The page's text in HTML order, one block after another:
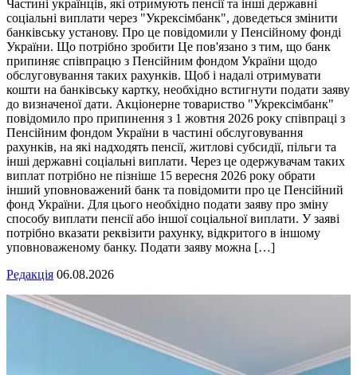
Частині українців, які отримують пенсії та інші державні
соціальні виплати через "Укрексімбанк", доведеться змінити
банківську установу. Про це повідомили у Пенсійному фонді
України. Що потрібно зробити Це пов'язано з тим, що банк
припиняє співпрацю з Пенсійним фондом України щодо
обслуговування таких рахунків. Щоб і надалі отримувати
кошти на банківську картку, необхідно встигнути подати заяву
до визначеної дати. Акціонерне товариство "Укрексімбанк"
повідомило про припинення з 1 жовтня 2026 року співпраці з
Пенсійним фондом України в частині обслуговування
рахунків, на які надходять пенсії, житлові субсидії, пільги та
інші державні соціальні виплати. Через це одержувачам таких
виплат потрібно не пізніше 15 вересня 2026 року обрати
інший уповноважений банк та повідомити про це Пенсійний
фонд України. Для цього необхідно подати заяву про зміну
способу виплати пенсії або іншої соціальної виплати. У заяві
потрібно вказати реквізити рахунку, відкритого в іншому
уповноваженому банку. Подати заяву можна […]
Редакція 06.08.2026